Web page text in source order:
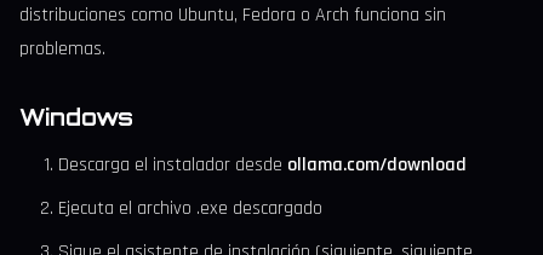
distribuciones como Ubuntu, Fedora o Arch funciona sin
problemas.
Windows
Descarga el instalador desde ollama.com/download
Ejecuta el archivo .exe descargado